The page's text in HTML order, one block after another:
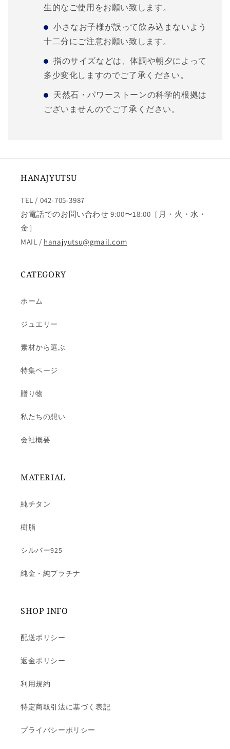
生的なご使用をお願い致します。
小さなお子様が誤って飲み込まないよう
十二分にご注意お願い致します。
指のサイズなどは、体調や朝夕によって
多少変化しますのでご了承ください。
天然石・パワーストーンの科学的根拠は
ございませんのでご了承ください。
HANAJYUTSU
TEL / 042-705-3987
お電話でのお問い合わせ 9:00〜18:00［月・火・水・
金］
MAIL / hanajyutsu@gmail.com
CATEGORY
ホーム
ジュエリー
素材から選ぶ
特集ページ
贈り物
私たちの想い
会社概要
MATERIAL
純チタン
樹脂
シルバー925
純金・純プラチナ
SHOP INFO
配送ポリシー
返金ポリシー
利用規約
特定商取引法に基づく表記
プライバシーポリシー